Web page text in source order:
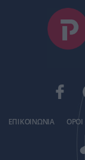
ΕΠΙΚΟΙΝΩΝΙΑ